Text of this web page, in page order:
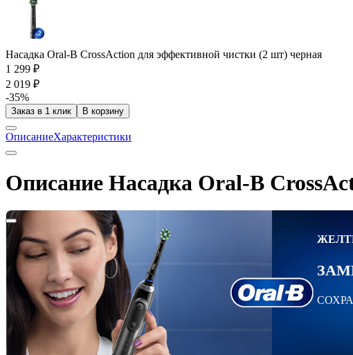
Насадка Oral-B CrossAction для эффективной чистки (2 шт) черная
1 299 ₽
2 019 ₽
-35%
Заказ в 1 клик В корзину
ОписаниеХарактеристики
Описание Насадка Oral-B